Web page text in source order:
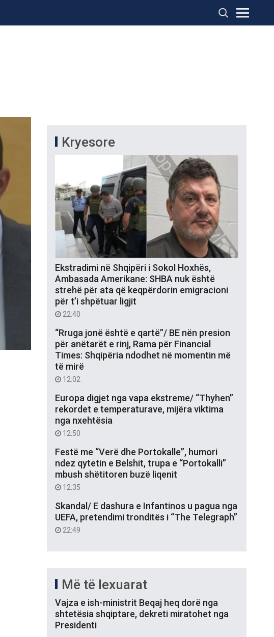
Kryesore
Ekstradimi në Shqipëri i Sokol Hoxhës,
Ambasada Amerikane: SHBA nuk është
strehë për ata që keqpërdorin emigracioni
për t’i shpëtuar ligjit
22:40
“Rruga jonë është e qartë”/ BE nën presion
për anëtarët e rinj, Rama për Financial
Times: Shqipëria ndodhet në momentin më
të mirë
12:02
Europa digjet nga vapa ekstreme/ “Thyhen”
rekordet e temperaturave, mijëra viktima
nga nxehtësia
12:50
Festë me “Verë dhe Portokalle”, humori
ndez qytetin e Belshit, trupa e “Portokalli”
mbush shëtitoren buzë liqenit
12:35
Skandal/ E dashura e Infantinos u pagua nga
UEFA, pretendimi tronditës i “The Telegraph”
22:49
Më të lexuarat
Vajza e ish-ministrit Beqaj heq dorë nga
shtetësia shqiptare, dekreti miratohet nga
Presidenti